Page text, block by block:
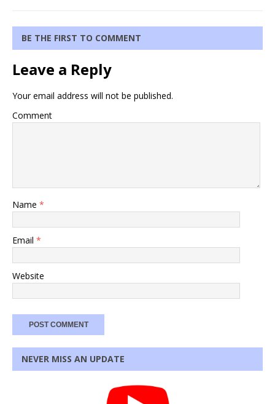
BE THE FIRST TO COMMENT
Leave a Reply
Your email address will not be published.
Comment
Name *
Email *
Website
NEVER MISS AN UPDATE